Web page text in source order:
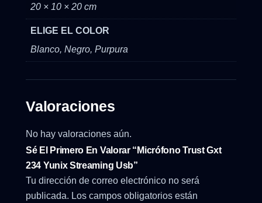
20 × 10 × 20 cm
ELIGE EL COLOR
Blanco, Negro, Purpura
Valoraciones
No hay valoraciones aún.
Sé El Primero En Valorar “Micrófono Trust Gxt
234 Yunix Streaming Usb”
Tu dirección de correo electrónico no será
publicada. Los campos obligatorios están